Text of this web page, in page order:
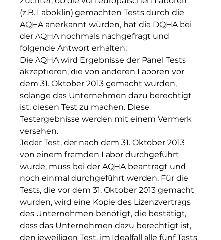
(z.B. Laboklin) gemachten Tests durch die
AQHA anerkannt würden, hat die DQHA bei
der AQHA nochmals nachgefragt und
folgende Antwort erhalten:
Die AQHA wird Ergebnisse der Panel Tests
akzeptieren, die von anderen Laboren vor
dem 31. Oktober 2013 gemacht wurden,
solange das Unternehmen dazu berechtigt
ist, diesen Test zu machen. Diese
Testergebnisse werden mit einem Vermerk
versehen.
Jeder Test, der nach dem 31. Oktober 2013
von einem fremden Labor durchgeführt
wurde, muss bei der AQHA beantragt und
noch einmal durchgeführt werden. Für die
Tests, die vor dem 31. Oktober 2013 gemacht
wurden, wird eine Kopie des Lizenzvertrags
des Unternehmen benötigt, die bestätigt,
dass das Unternehmen dazu berechtigt ist,
den jeweiligen Test, im Idealfall alle fünf Tests